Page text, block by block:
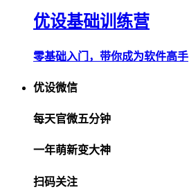
优设基础训练营
零基础入门，带你成为软件高手
优设微信
每天官微五分钟
一年萌新变大神
扫码关注